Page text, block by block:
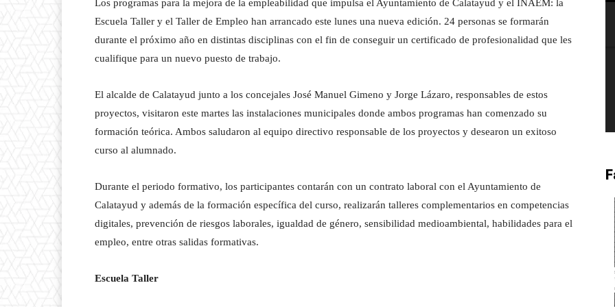
Los programas para la mejora de la empleabilidad que impulsa el Ayuntamiento de Calatayud y el INAEM: la
Escuela Taller y el Taller de Empleo han arrancado este lunes una nueva edición. 24 personas se formarán
durante el próximo año en distintas disciplinas con el fin de conseguir un certificado de profesionalidad que les
cualifique para un nuevo puesto de trabajo.
El alcalde de Calatayud junto a los concejales José Manuel Gimeno y Jorge Lázaro, responsables de estos
proyectos, visitaron este martes las instalaciones municipales donde ambos programas han comenzado su
formación teórica. Ambos saludaron al equipo directivo responsable de los proyectos y desearon un exitoso
curso al alumnado.
Durante el periodo formativo, los participantes contarán con un contrato laboral con el Ayuntamiento de
Calatayud y además de la formación específica del curso, realizarán talleres complementarios en competencias
digitales, prevención de riesgos laborales, igualdad de género, sensibilidad medioambiental, habilidades para el
empleo, entre otras salidas formativas.
Escuela Taller